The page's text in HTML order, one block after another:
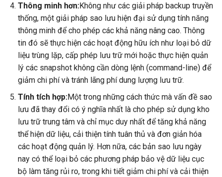
Thông minh hơn:Không như các giải pháp backup truyền
thống, một giải pháp sao lưu hiện đại sử dụng tính năng
thông minh để cho phép các khả năng nâng cao. Thông
tin đó sẽ thực hiện các hoạt động hữu ích như loại bỏ dữ
liệu trùng lặp, cấp phép lưu trữ mới hoặc thực hiện quản
lý các snapshot không cần dòng lệnh (command-line) để
giảm chi phí và tránh lãng phí dung lượng lưu trữ.
Tính tích hợp:Một trong những cách thức mà vấn đề sao
lưu đã thay đổi có ý nghĩa nhất là cho phép sử dụng kho
lưu trữ trung tâm và chỉ mục duy nhất để tăng khả năng
thể hiện dữ liệu, cải thiện tính tuân thủ và đơn giản hóa
các hoạt động quản lý. Hơn nữa, các bản sao lưu ngày
nay có thể loại bỏ các phương pháp bảo vệ dữ liệu cục
bộ làm tăng rủi ro, trong khi tiết giảm chi phí và cải thiện